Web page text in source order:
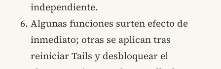
independiente.
Algunas funciones surten efecto de
inmediato; otras se aplican tras
reiniciar Tails y desbloquear el